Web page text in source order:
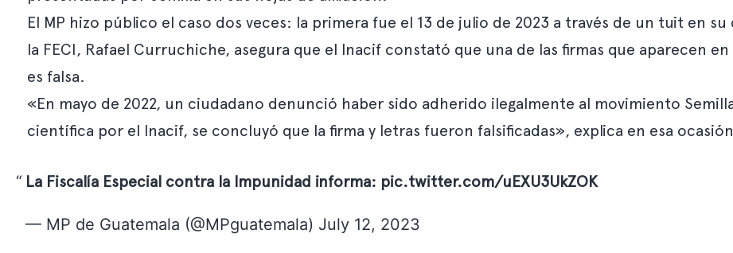
El MP hizo público el caso dos veces: la primera fue el 13 de julio de 2023 a través de un tuit en
la FECI, Rafael Curruchiche, asegura que el Inacif constató que una de las firmas que aparecen
es falsa.
«En mayo de 2022, un ciudadano denunció haber sido adherido ilegalmente al movimiento
científica por el Inacif, se concluyó que la firma y letras fueron falsificadas», explica en esa
La Fiscalía Especial contra la Impunidad informa: pic.twitter.com/uEXU3UkZOK
— MP de Guatemala (@MPguatemala) July 12, 2023